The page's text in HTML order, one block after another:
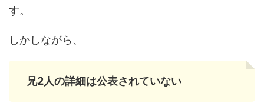
す。
しかしながら、
兄2人の詳細は公表されていない